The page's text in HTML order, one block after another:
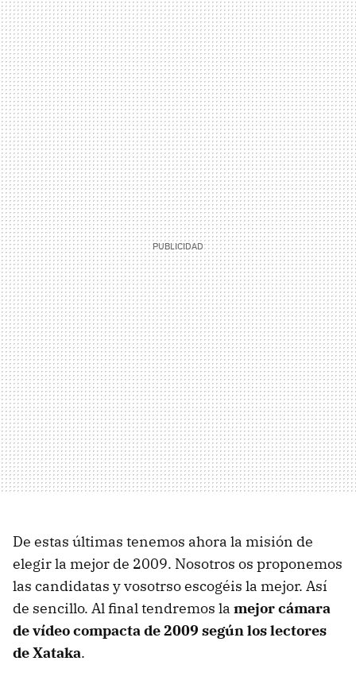
De estas últimas tenemos ahora la misión de
elegir la mejor de 2009. Nosotros os proponemos
las candidatas y vosotrso escogéis la mejor. Así
de sencillo. Al final tendremos la mejor cámara
de vídeo compacta de 2009 según los lectores
de Xataka.